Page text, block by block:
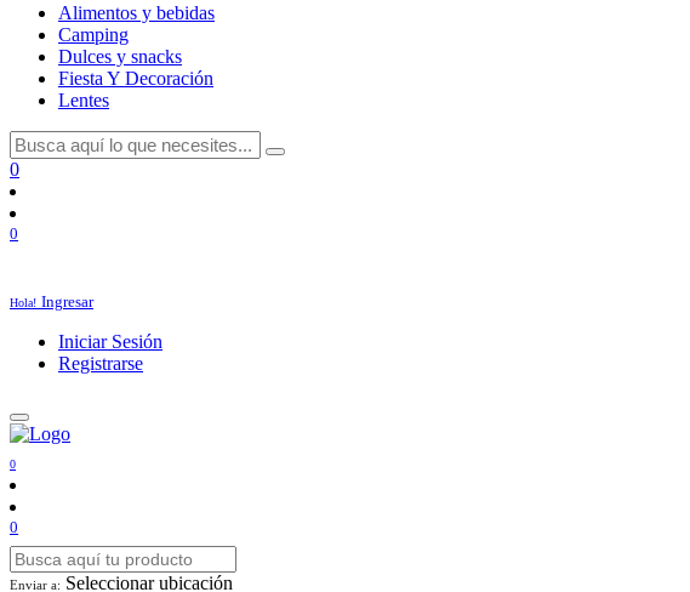
Alimentos y bebidas
Camping
Dulces y snacks
Fiesta Y Decoración
Lentes
0
0
Hola! Ingresar
Iniciar Sesión
Registrarse
0
0
Enviar a: Seleccionar ubicación